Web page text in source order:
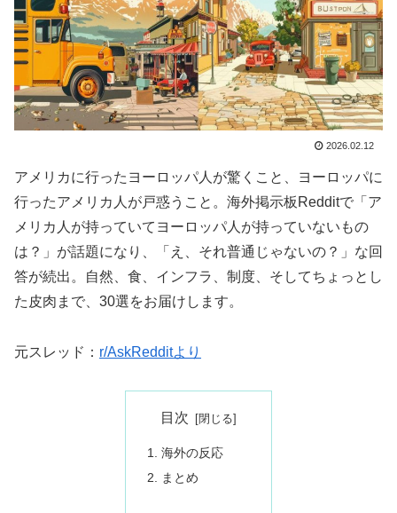
2026.02.12
アメリカに行ったヨーロッパ人が驚くこと、ヨーロッパに
行ったアメリカ人が戸惑うこと。海外掲示板Redditで「ア
メリカ人が持っていてヨーロッパ人が持っていないもの
は？」が話題になり、「え、それ普通じゃないの？」な回
答が続出。自然、食、インフラ、制度、そしてちょっとし
た皮肉まで、30選をお届けします。
元スレッド： r/AskRedditより
目次
海外の反応
まとめ